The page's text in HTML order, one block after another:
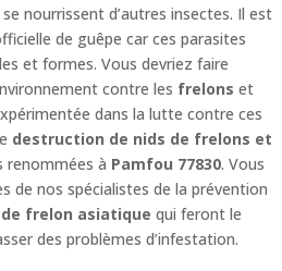
nourrissent d’autres insectes. Il est
de guêpe car ces parasites
et formes. Vous devriez faire
contre les frelons et
dans la lutte contre ces
destruction de nids de frelons et
renommées à Pamfou 77830. Vous
de nos spécialistes de la prévention
frelon asiatique qui feront le
des problèmes d’infestation.